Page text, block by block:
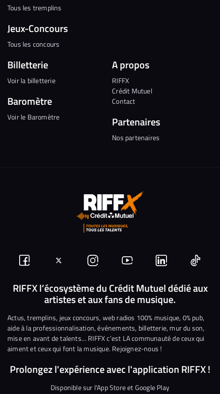
Tous les tremplins
Jeux-Concours
Tous les concours
Billetterie
Voir la billetterie
Baromètre
Voir le Baromètre
A propos
RIFFX
Crédit Mutuel
Contact
Partenaires
Nos partenaires
Suivez-
nous
Facebook
Suivez-
nous
sur
Twitter
Nous
rejoindre
sur
Instagram
Nous
rejoindre
sur
YouTube
Nous
rejoindre
sur
Linkedin
Nous
RIFFX l’écosystème du Crédit Mutuel dédié aux
artistes et aux fans de musique.
Actus, tremplins, jeux concours, web radios 100% musique, 0% pub,
aide à la professionnalisation, événements, billetterie, mur du son,
mise en avant de talents… RIFFX c’est LA communauté de ceux qui
aiment et ceux qui font la musique. Rejoignez-nous !
Prolongez l'expérience avec l'application RIFFX !
Disponible sur l'App Store et Google Play